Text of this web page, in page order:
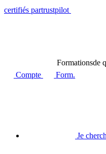
certifiés partrustpilot
Formationsde
Compte
Form.
Je